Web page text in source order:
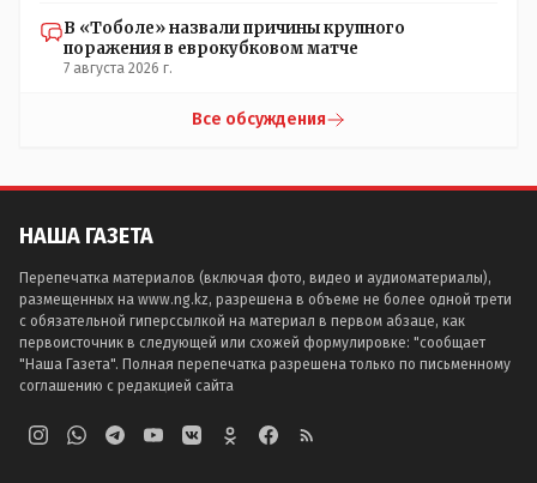
В «Тоболе» назвали причины крупного
поражения в еврокубковом матче
7 августа 2026 г.
Все обсуждения
НАША ГАЗЕТА
Перепечатка материалов (включая фото, видео и аудиоматериалы),
размещенных на www.ng.kz, разрешена в объеме не более одной трети
с обязательной гиперссылкой на материал в первом абзаце, как
первоисточник в следующей или схожей формулировке: "сообщает
"Наша Газета". Полная перепечатка разрешена только по письменному
соглашению с редакцией сайта